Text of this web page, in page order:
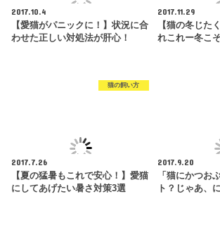
2017.10.4
【愛猫がパニックに！】状況に合
わせた正しい対処法が肝心！
2017.11.29
【猫の冬じた
れこれー冬こ
猫の飼い方
2017.7.26
【夏の猛暑もこれで安心！】愛猫
にしてあげたい暑さ対策3選
2017.9.20
「猫にかつお
ト？じゃあ、